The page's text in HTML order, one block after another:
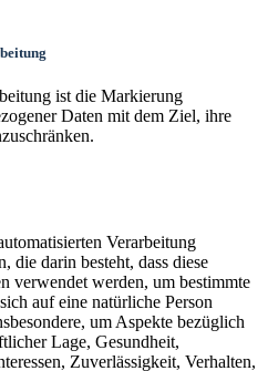
ist die Markierung
Daten mit dem Ziel, ihre
Verarbeitung
die darin besteht, dass diese
verwendet werden, um bestimmte
auf eine natürliche Person
um Aspekte bezüglich
Lage, Gesundheit,
Zuverlässigkeit, Verhalten,